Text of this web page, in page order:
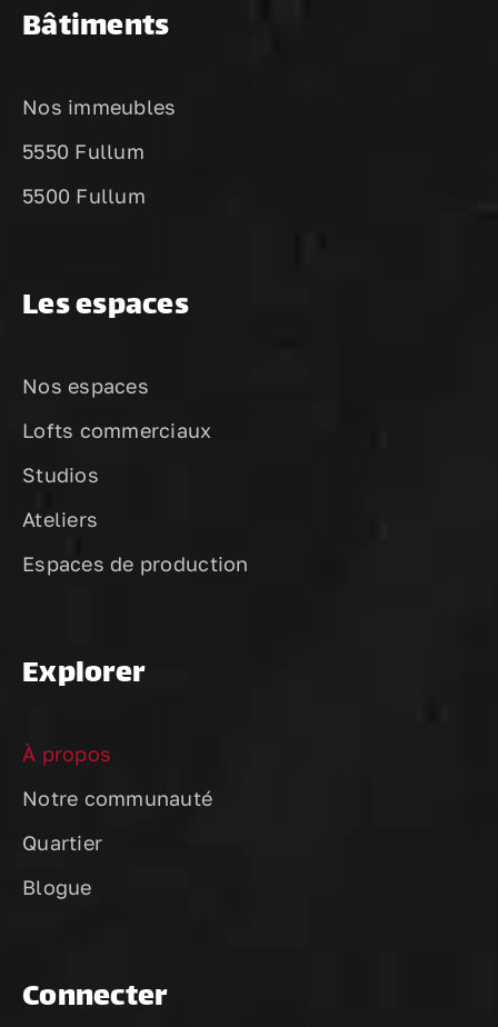
Bâtiments
Nos immeubles
5550 Fullum
5500 Fullum
Les espaces
Nos espaces
Lofts commerciaux
Studios
Ateliers
Espaces de production
Explorer
À propos
Notre communauté
Quartier
Blogue
Connecter